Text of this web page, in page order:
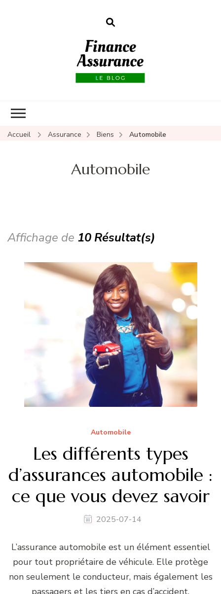
Accueil Assurance Biens Automobile
Automobile
Affichage de 10 Résultat(s)
Automobile
Les différents types
d’assurances automobile :
ce que vous devez savoir
2025-07-14
L’assurance automobile est un élément essentiel
pour tout propriétaire de véhicule. Elle protège
non seulement le conducteur, mais également les
passagers et les tiers en cas d’accident.